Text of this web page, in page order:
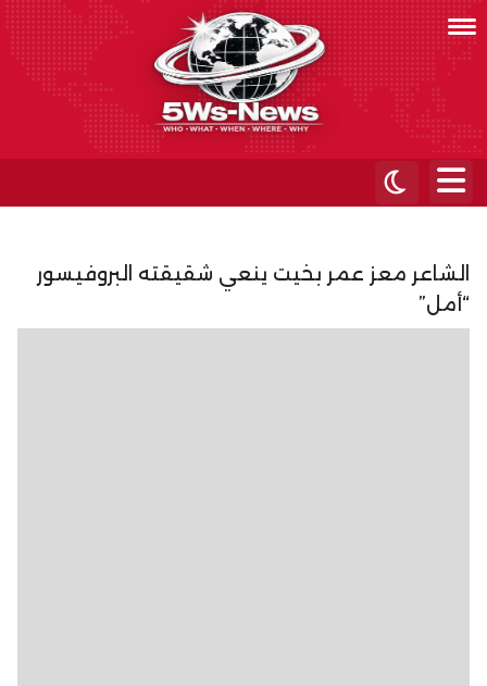
الشاعر معز عمر بخيت ينعي شقيقته البروفيسور
“أمل”